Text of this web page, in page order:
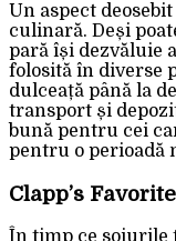
Un aspect
culinară. Deși
pară își dezvăluie
folosită în diverse
dulceață până la
transport și
bună pentru cei
pentru o perioadă
Clapp’s Favorite
În timp ce soiurile